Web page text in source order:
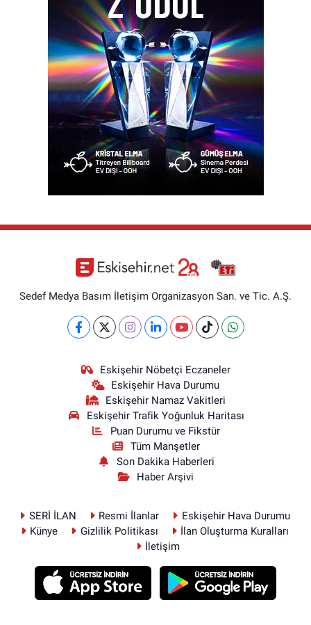
Sedef Medya Basım İletişim Organizasyon San. ve Tic. A.Ş.
Eskişehir Nöbetçi Eczaneler
Eskişehir Hava Durumu
Eskişehir Namaz Vakitleri
Eskişehir Trafik Yoğunluk Haritası
Puan Durumu ve Fikstür
Tüm Manşetler
Son Dakika Haberleri
Haber Arşivi
SERİ İLAN Resmi İlanlar
Eskişehir Hava Durumu
Künye
Gizlilik Politikası
İlan Oluşturma Kuralları
İletişim